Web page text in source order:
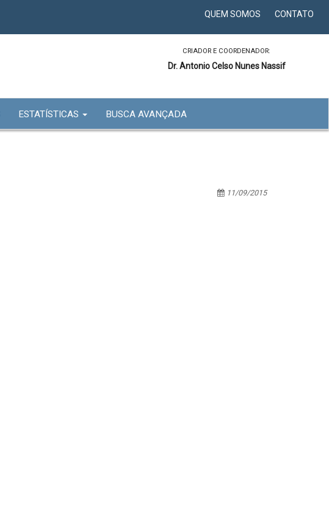
QUEM SOMOS CONTATO
CRIADOR E COORDENADOR:
Dr. Antonio Celso Nunes Nassif
ESTATÍSTICAS BUSCA AVANÇADA
11/09/2015